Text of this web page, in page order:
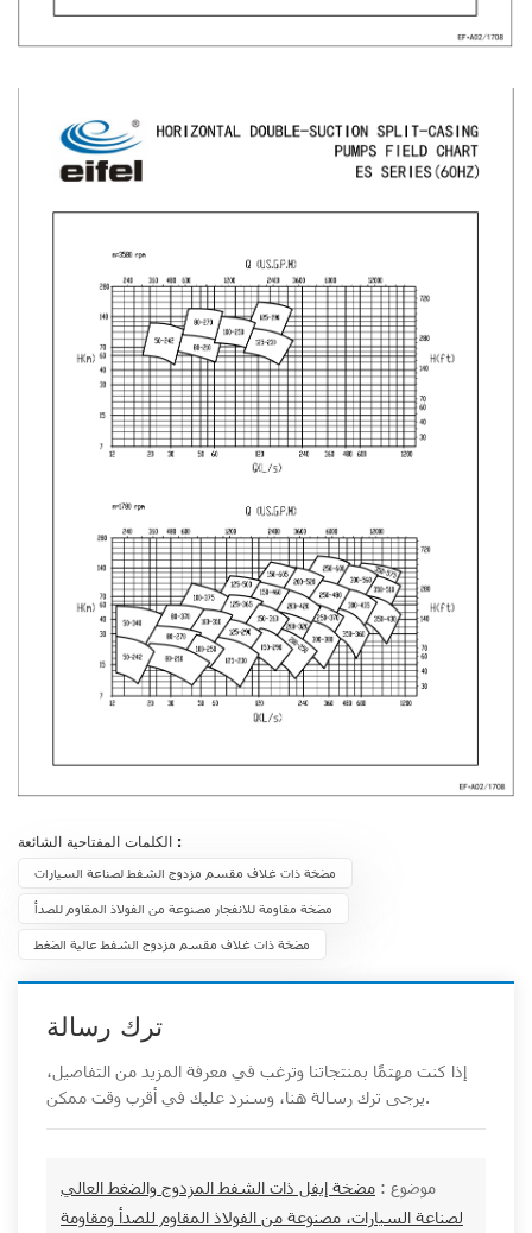
الكلمات المفتاحية الشائعة :
مضخة ذات غلاف مقسم مزدوج الشفط لصناعة السيارات
مضخة مقاومة للانفجار مصنوعة من الفولاذ المقاوم للصدأ
مضخة ذات غلاف مقسم مزدوج الشفط عالية الضغط
ترك رسالة
إذا كنت مهتمًا بمنتجاتنا وترغب في معرفة المزيد من التفاصيل،
يرجى ترك رسالة هنا، وسنرد عليك في أقرب وقت ممكن.
موضوع : مضخة إيفل ذات الشفط المزدوج والضغط العالي
لصناعة السيارات، مصنوعة من الفولاذ المقاوم للصدأ ومقاومة